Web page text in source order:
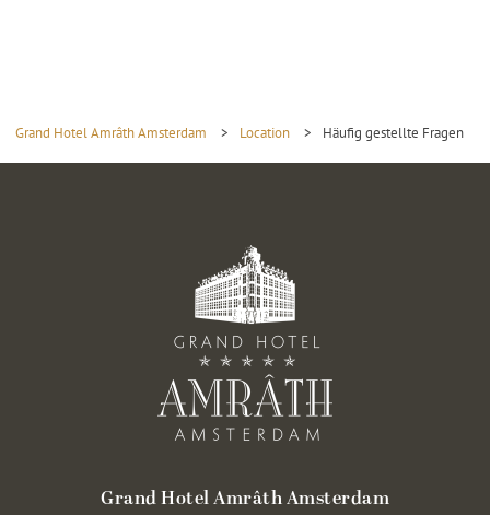
Grand Hotel Amrâth Amsterdam > Location > Häufig gestellte Fragen
Grand Hotel Amrâth Amsterdam